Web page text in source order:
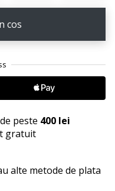
cos
peste 400 lei
gratuit
alte metode de plata